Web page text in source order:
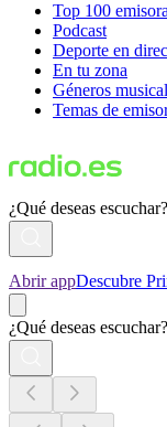
Top 100
Podcast
Deporte en
En tu zona
Géneros
Temas de
¿Qué deseas escuchar?
Abrir appDescubre
¿Qué deseas escuchar?